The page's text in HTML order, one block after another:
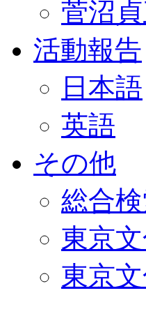
菅沼
活動報告
日本語
英語
その他
総合
東京
東京